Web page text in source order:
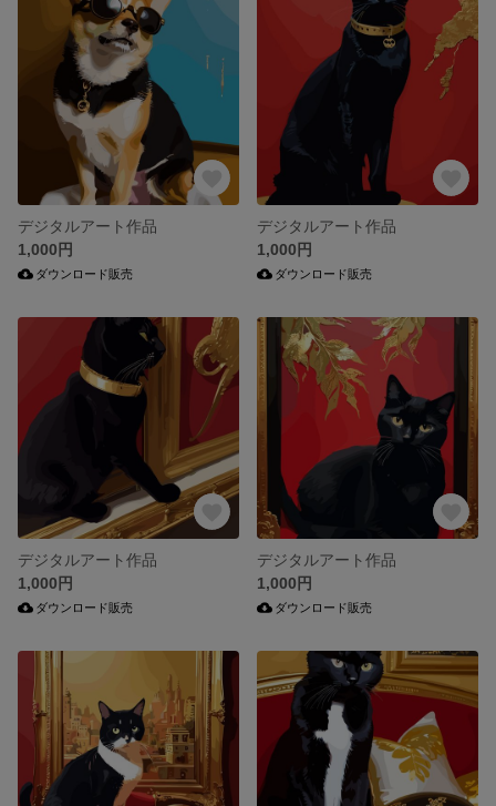
デジタルアート作品
1,000円
ダウンロード販売
デジタルアート作品
1,000円
ダウンロード販売
デジタルアート作品
1,000円
ダウンロード販売
デジタルアート作品
1,000円
ダウンロード販売